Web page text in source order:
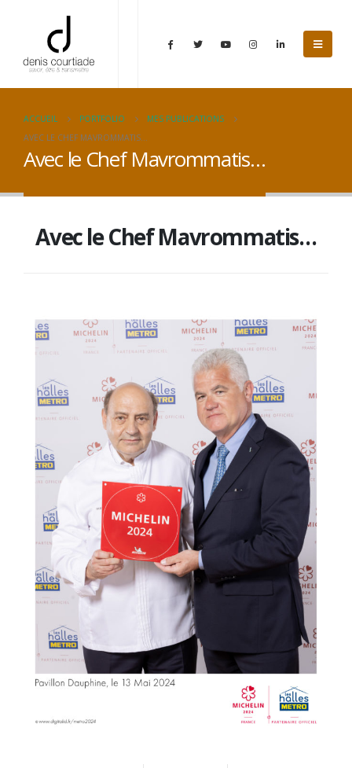
ACCUEIL PORTFOLIO
MES PUBLICATIONS
AVEC LE CHEF MAVROMMATIS…
Avec le Chef Mavrommatis…
Avec le Chef Mavrommatis…